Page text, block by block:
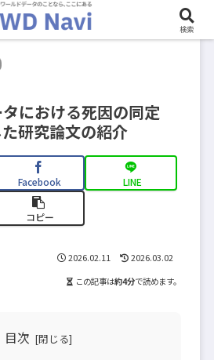
における死因の同定
研究論文の紹介
Facebook LINE
コピー
2026.02.11 2026.03.02
この記事は約4分で読めます。
目次
検索